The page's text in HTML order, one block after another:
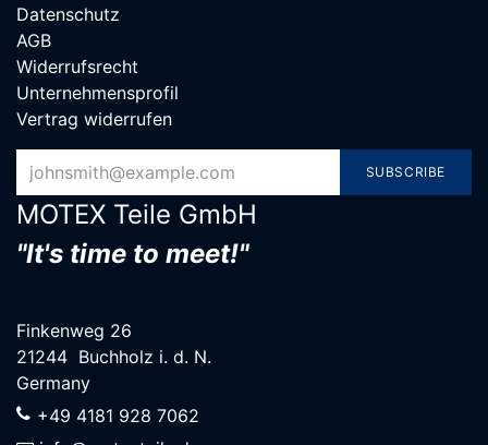
Datenschutz
AGB
Widerrufsrecht
Unternehmensprofil
Vertrag widerrufen
SUBSCRIBE
MOTEX Teile G​mbH
"It's time to meet!"
Finkenweg 26
21244 Buchholz i. d. N.
Germany
+49 4181 928 7062